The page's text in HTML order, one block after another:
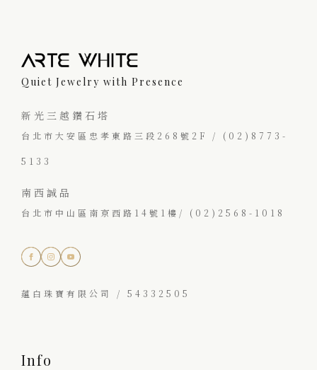
Quiet Jewelry with Presence
新光三越鑽石塔
台北市大安區忠孝東路三段268號2F / (02)8773-
5133
南西誠品
台北市中山區南京西路14號1樓/ (02)2568-1018
蘊白珠寶有限公司 / 54332505
Info